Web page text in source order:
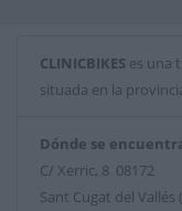
CLINICBIKES es una
situada en la
Dónde se
C/ Xerric, 8 08172
Sant Cugat del Vallés